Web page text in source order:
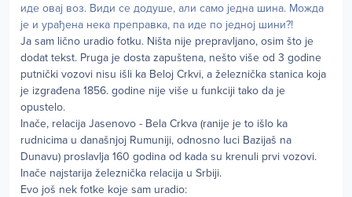
иде овај воз. Види се додуше, али само једна шина. Можда
је и урађена нека преправка, па иде по једној шини?!
Ja sam lično uradio fotku. Ništa nije prepravljano, osim što je
dodat tekst. Pruga je dosta zapuštena, nešto više od 3 godine
putnički vozovi nisu išli ka Beloj Crkvi, a železnička stanica koja
je izgrađena 1856. godine nije više u funkciji tako da je
opustelo.
Inače, relacija Jasenovo - Bela Crkva (ranije je to išlo ka
rudnicima u današnjoj Rumuniji, odnosno luci Bazijaš na
Dunavu) proslavlja 160 godina od kada su krenuli prvi vozovi.
Inače najstarija železnička relacija u Srbiji.
Evo još nek fotke koje sam uradio: